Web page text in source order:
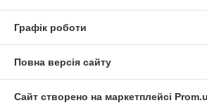
Графік роботи
Повна версія сайту
Сайт створено на маркетплейсі